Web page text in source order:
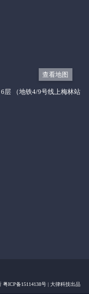
查看地图
层 （地铁4/9号线上梅林站
粤ICP备15114138号 |大律科技出品